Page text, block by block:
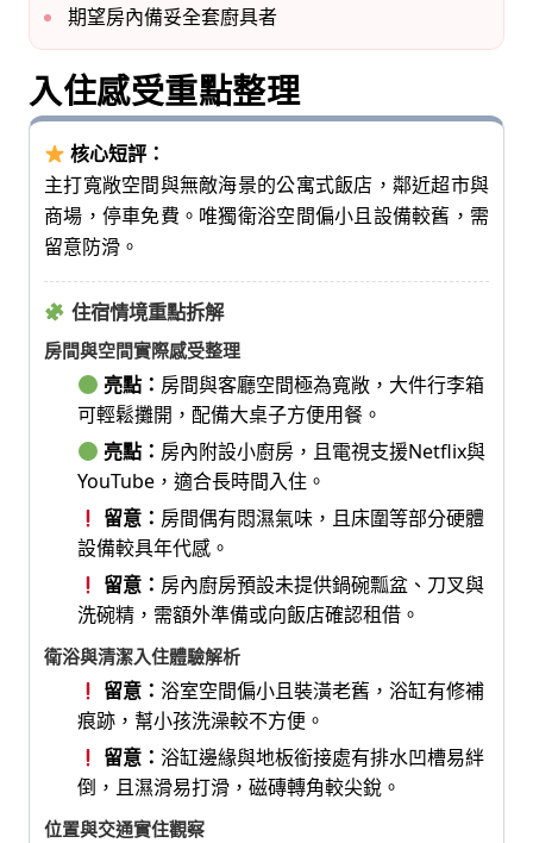
期望房內備妥全套廚具者
入住感受重點整理
核心短評：
主打寬敞空間與無敵海景的公寓式飯店，鄰近超市與
商場，停車免費。唯獨衛浴空間偏小且設備較舊，需
留意防滑。
住宿情境重點拆解
房間與空間實際感受整理
亮點： 房間與客廳空間極為寬敞，大件行李箱
可輕鬆攤開，配備大桌子方便用餐。
亮點： 房內附設小廚房，且電視支援Netflix與
YouTube，適合長時間入住。
留意： 房間偶有悶濕氣味，且床圍等部分硬體
設備較具年代感。
留意： 房內廚房預設未提供鍋碗瓢盆、刀叉與
洗碗精，需額外準備或向飯店確認租借。
衛浴與清潔入住體驗解析
留意：浴室空間偏小且裝潢老舊，浴缸有修補
痕跡，幫小孩洗澡較不方便。
留意：浴缸邊緣與地板銜接處有排水凹槽易絆
倒，且濕滑易打滑，磁磚轉角較尖銳。
位置與交通實住觀察